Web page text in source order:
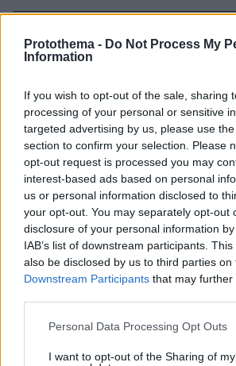
Protothema - Do Not Process My
Information
If you wish to opt-out of the sale, sharing
processing of your personal or sensitive
targeted advertising by us, please use
section to confirm your selection. Please
opt-out request is processed you may
interest-based ads based on personal
us or personal information disclosed to
your opt-out. You may separately opt-out
disclosure of your personal information
IAB’s list of downstream participants.
also be disclosed by us to third parties on
Downstream Participants that may
Please note that this website/app uses
not limited to your visit or usage
Personal Data Processing Opt Outs
I want to opt-out of the Sharing of my
ΤΑ ΠΙΟ ΔΗΜΟΦΙΛΗ